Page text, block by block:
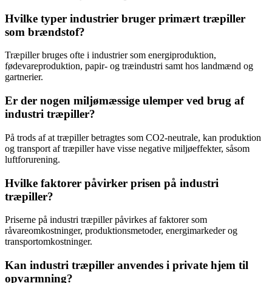
Hvilke typer industrier bruger primært træpiller
som brændstof?
Træpiller bruges ofte i industrier som energiproduktion,
fødevareproduktion, papir- og træindustri samt hos landmænd og
gartnerier.
Er der nogen miljømæssige ulemper ved brug af
industri træpiller?
På trods af at træpiller betragtes som CO2-neutrale, kan produktion
og transport af træpiller have visse negative miljøeffekter, såsom
luftforurening.
Hvilke faktorer påvirker prisen på industri
træpiller?
Priserne på industri træpiller påvirkes af faktorer som
råvareomkostninger, produktionsmetoder, energimarkeder og
transportomkostninger.
Kan industri træpiller anvendes i private hjem til
opvarmning?